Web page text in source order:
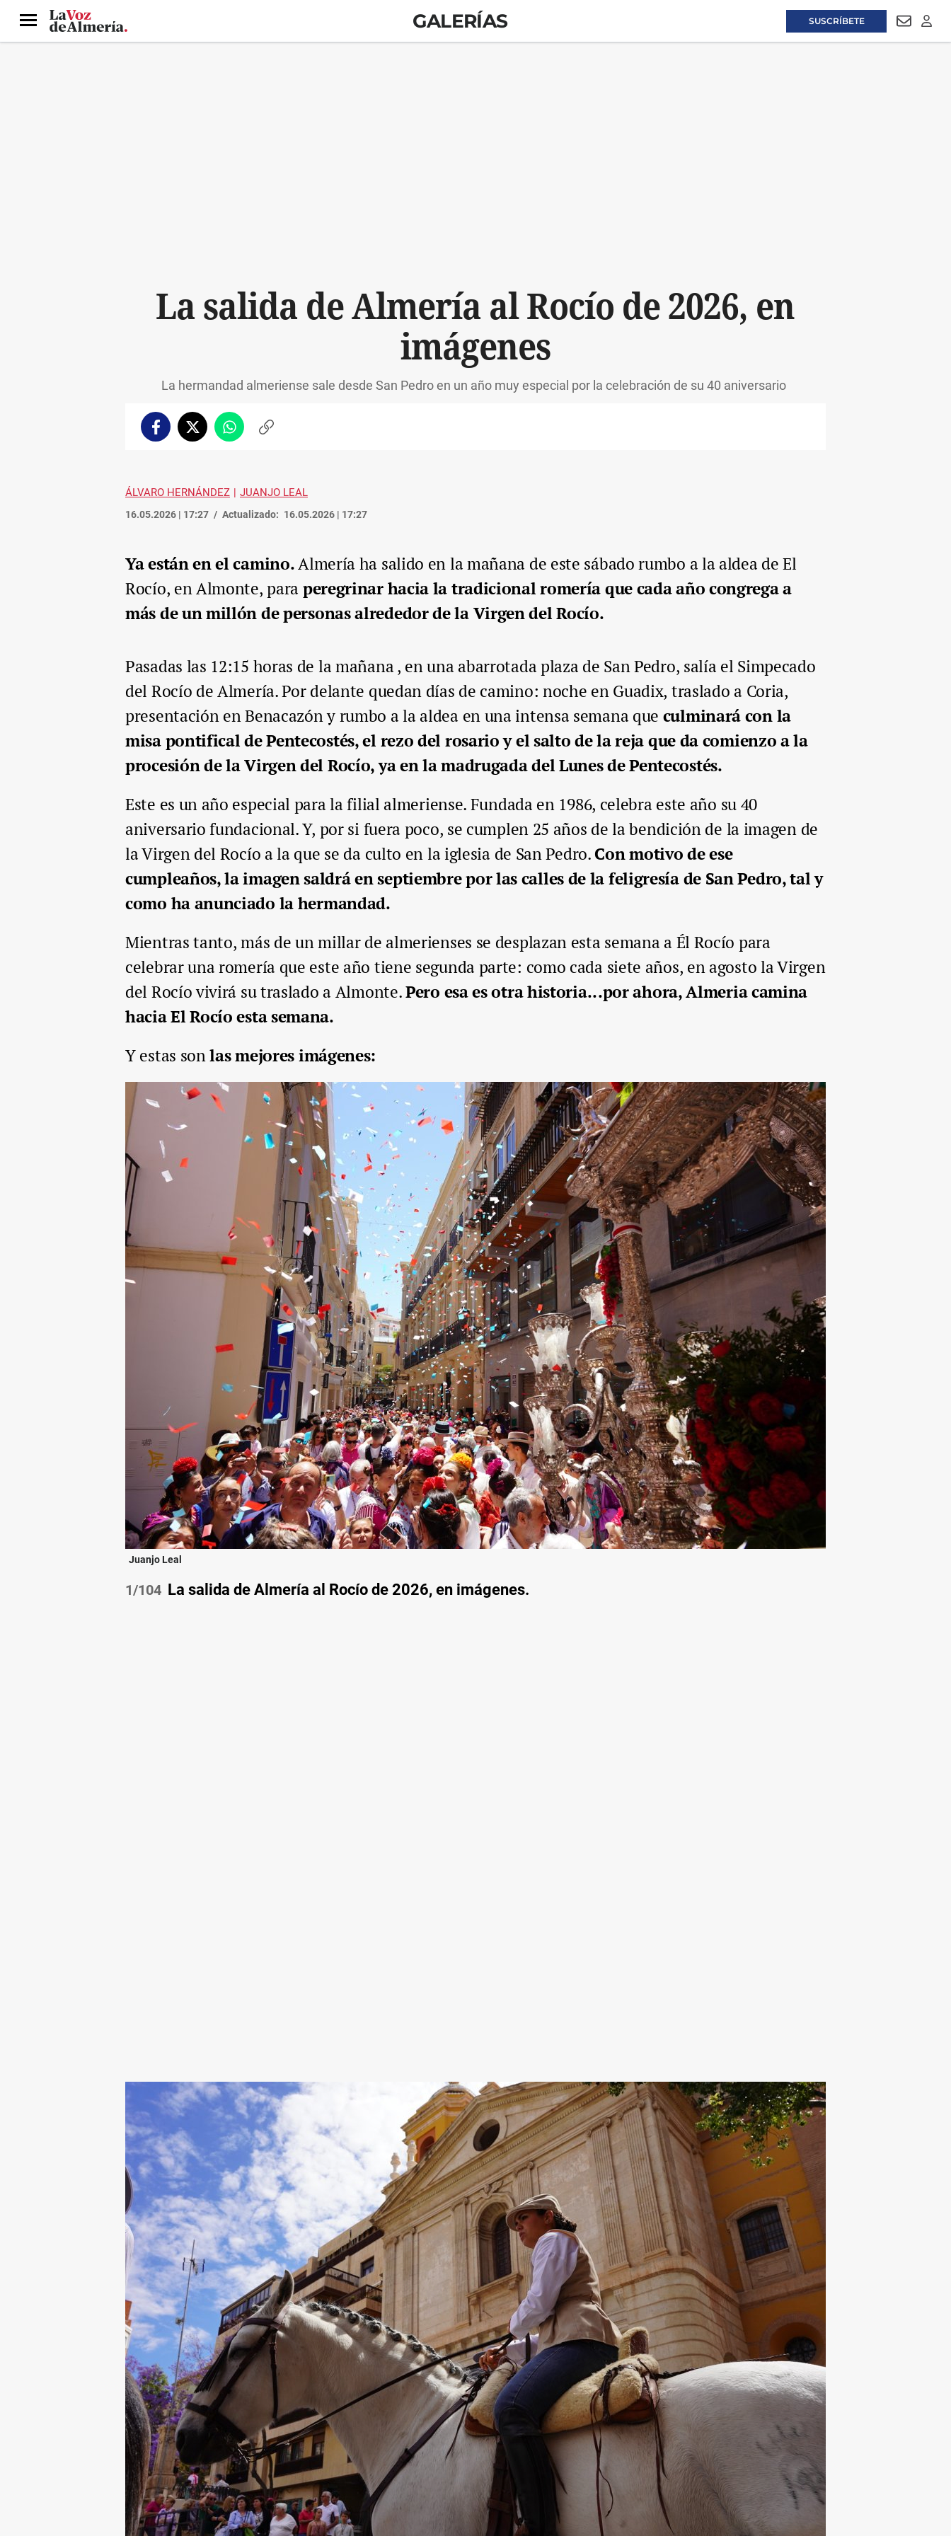
SUSCRÍBETE
Menú GALERÍAS
La salida de Almería al Rocío de 2026, en
imágenes
La hermandad almeriense sale desde San Pedro en un año muy especial por la celebración de su 40 aniversario
FacebookTwitterWhatsappCopiar
ÁLVARO HERNÁNDEZ JUANJO LEAL
16.05.2026 | 17:27 Actualizado: 16.05.2026 | 17:27
Ya están en el camino.Almería ha salido en la mañana de este sábado rumbo a la aldea de El
Rocío, en Almonte, para peregrinar hacia la tradicional romería que cada año congrega a
más de un millón de personas alrededor de la Virgen del Rocío.
Pasadas las 12:15 horas de la mañana , en una abarrotada plaza de San Pedro, salía el Simpecado
del Rocío de Almería. Por delante quedan días de camino: noche en Guadix, traslado a Coria,
presentación en Benacazón y rumbo a la aldea en una intensa semana que culminará con la
misa pontifical de Pentecostés, el rezo del rosario y el salto de la reja que da comienzo a la
procesión de la Virgen del Rocío, ya en la madrugada del Lunes de Pentecostés.
Este es un año especial para la filial almeriense. Fundada en 1986, celebra este año su 40
aniversario fundacional. Y, por si fuera poco, se cumplen 25 años de la bendición de la imagen de
la Virgen del Rocío a la que se da culto en la iglesia de San Pedro.Con motivo de ese
cumpleaños, la imagen saldrá en septiembre por las calles de la feligresía de San Pedro, tal y
como ha anunciado la hermandad.
Mientras tanto, más de un millar de almerienses se desplazan esta semana a Él Rocío para
celebrar una romería que este año tiene segunda parte: como cada siete años, en agosto la Virgen
del Rocío vivirá su traslado a Almonte.Pero esa es otra historia...por ahora, Almeria camina
hacia El Rocío esta semana.
Y estas sonlas mejores imágenes:
Juanjo Leal
/104 La salida de Almería al Rocío de 2026, en imágenes.